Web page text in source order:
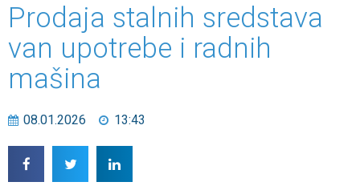
Prodaja stalnih sredstava
van upotrebe i radnih
mašina
08.01.2026 13:43